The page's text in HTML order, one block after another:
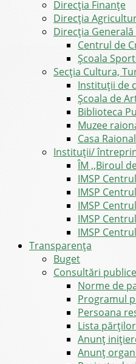
Direcţia Finanţe
Direcția
Direcția
Centrul de
Școala
Secția Cultura,
Instituții de
Școala de
Biblioteca
Muzee
Casa
Instituții/
ÎM ,,Biroul
IMSP
IMSP
IMSP
IMSP
IMSP
Transparența
Buget
Consultări publice
Norme de
Programul
Persoana
Lista
Anunț
Anunț